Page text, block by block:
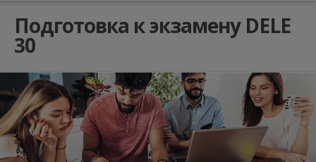
Подготовка к экзамену DELE
30